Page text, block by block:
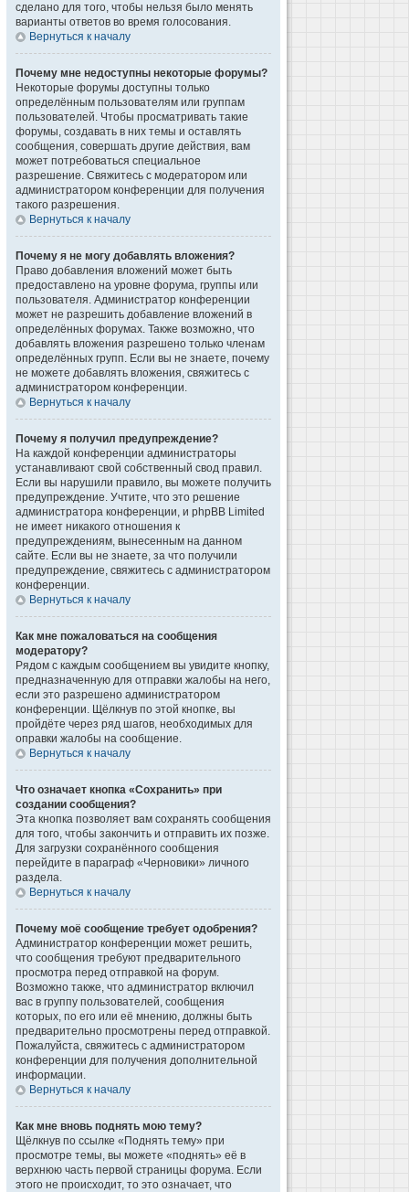
сделано для того, чтобы нельзя было менять
варианты ответов во время голосования.
Вернуться к началу
Почему мне недоступны некоторые форумы?
Некоторые форумы доступны только
определённым пользователям или группам
пользователей. Чтобы просматривать такие
форумы, создавать в них темы и оставлять
сообщения, совершать другие действия, вам
может потребоваться специальное
разрешение. Свяжитесь с модератором или
администратором конференции для получения
такого разрешения.
Вернуться к началу
Почему я не могу добавлять вложения?
Право добавления вложений может быть
предоставлено на уровне форума, группы или
пользователя. Администратор конференции
может не разрешить добавление вложений в
определённых форумах. Также возможно, что
добавлять вложения разрешено только членам
определённых групп. Если вы не знаете, почему
не можете добавлять вложения, свяжитесь с
администратором конференции.
Вернуться к началу
Почему я получил предупреждение?
На каждой конференции администраторы
устанавливают свой собственный свод правил.
Если вы нарушили правило, вы можете получить
предупреждение. Учтите, что это решение
администратора конференции, и phpBB Limited
не имеет никакого отношения к
предупреждениям, вынесенным на данном
сайте. Если вы не знаете, за что получили
предупреждение, свяжитесь с администратором
конференции.
Вернуться к началу
Как мне пожаловаться на сообщения
модератору?
Рядом с каждым сообщением вы увидите кнопку,
предназначенную для отправки жалобы на него,
если это разрешено администратором
конференции. Щёлкнув по этой кнопке, вы
пройдёте через ряд шагов, необходимых для
оправки жалобы на сообщение.
Вернуться к началу
Что означает кнопка «Сохранить» при
создании сообщения?
Эта кнопка позволяет вам сохранять сообщения
для того, чтобы закончить и отправить их позже.
Для загрузки сохранённого сообщения
перейдите в параграф «Черновики» личного
раздела.
Вернуться к началу
Почему моё сообщение требует одобрения?
Администратор конференции может решить,
что сообщения требуют предварительного
просмотра перед отправкой на форум.
Возможно также, что администратор включил
вас в группу пользователей, сообщения
которых, по его или её мнению, должны быть
предварительно просмотрены перед отправкой.
Пожалуйста, свяжитесь с администратором
конференции для получения дополнительной
информации.
Вернуться к началу
Как мне вновь поднять мою тему?
Щёлкнув по ссылке «Поднять тему» при
просмотре темы, вы можете «поднять» её в
верхнюю часть первой страницы форума. Если
этого не происходит, то это означает, что